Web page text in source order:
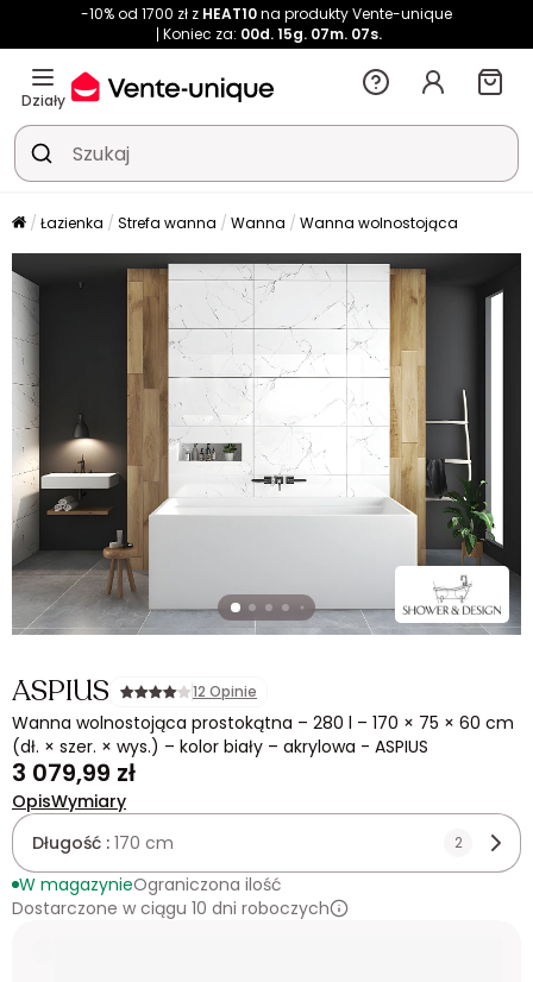
-10% od 1700 zł z HEAT10na produkty Vente-unique
Koniec za: 00d. 15g. 07m. 06s.
Działy
Łazienka Strefa wanna Wanna Wanna wolnostojąca
ASPIUS 12 Opinie
Wanna wolnostojąca prostokątna – 280 l – 170 × 75 × 60 cm
(dł. × szer. × wys.) – kolor biały – akrylowa - ASPIUS
3 079,99 zł
OpisWymiary
Długość : 170 cm 2
W magazynieOgraniczona ilość
Dostarczone w ciągu 10 dni roboczych